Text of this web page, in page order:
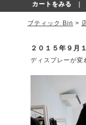
カートをみる
ブティック Bin >
２０１５年９月
ディスプレーが変